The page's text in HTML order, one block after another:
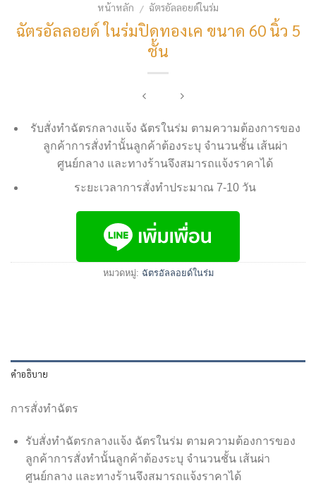
หน้าหลัก / ฉัตรอัลลอยด์ในร่ม
ฉัตรอัลลอยด์ ในร่มปิดทองเค ขนาด 60 นิ้ว 5
ชั้น
รับสั่งทำฉัตรกลางแจ้ง ฉัตรในร่ม ตามความต้องการของ
ลูกค้าการสั่งทำนั้นลูกค้าต้องระบุ จำนวนชั้น เส้นผ่า
ศูนย์กลาง และทางร้านจึงสมารถแจ้งราคาได้
ระยะเวลาการสั่งทำประมาณ 7-10 วัน
หมวดหมู่: ฉัตรอัลลอยด์ในร่ม
คำอธิบาย
การสั่งทำฉัตร
รับสั่งทำฉัตรกลางแจ้ง ฉัตรในร่ม ตามความต้องการของ
ลูกค้าการสั่งทำนั้นลูกค้าต้องระบุ จำนวนชั้น เส้นผ่า
ศูนย์กลาง และทางร้านจึงสมารถแจ้งราคาได้